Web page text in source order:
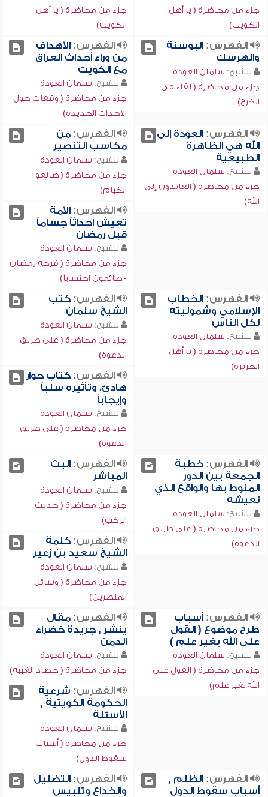
جزء من محاضرة ( يا أهل
الكويت)
جزء من محاضرة ( يا أهل
الكويت)
الفهرس:البوسنة
والهرسك
للشيخ: سلمان العودة
جزء من محاضرة ( لقاء في
الخرج)
الفهرس:الأهداف
من وراء أحداث العراق
مع الكويت
للشيخ: سلمان العودة
جزء من محاضرة ( وقفات حول
الأحداث الجديدة)
الفهرس:العودة إلى
الله هي الظاهرة
الطبيعية
للشيخ: سلمان العودة
جزء من محاضرة ( العائدون إلى
الله)
الفهرس:من
مكاسب التنصير
للشيخ: سلمان العودة
جزء من محاضرة ( صانعو
الخيام)
الفهرس:الأمة
تعيش أحداثاً جساماً
قبل رمضان
للشيخ: سلمان العودة
جزء من محاضرة ( فرحة رمضان
- صائمون احتساباً)
الفهرس:الخطاب
الإسلامي وشموليته
لكل الناس
للشيخ: سلمان العودة
جزء من محاضرة ( يا أهل
الجزيرة)
الفهرس:كتب
الشيخ سلمان
للشيخ: سلمان العودة
جزء من محاضرة ( على طريق
الدعوة)
الفهرس:كتاب حوار
هادئ، وتأثيره سلباً
وإيجاباً
للشيخ: سلمان العودة
جزء من محاضرة ( على طريق
الدعوة)
الفهرس:خطبة
الجمعة بين الدور
المنوط بها والواقع الذي
نعيشه
للشيخ: سلمان العودة
جزء من محاضرة ( على طريق
الدعوة)
الفهرس:البث
المباشر
للشيخ: سلمان العودة
جزء من محاضرة ( حديث
الركب)
الفهرس:كلمة
الشيخ سعيد بن زعير
للشيخ: سلمان العودة
جزء من محاضرة ( وسائل
المنصرين)
الفهرس:أسباب
طرح موضوع ( القول
على الله بغير علم )
للشيخ: سلمان العودة
جزء من محاضرة ( القول على
الله بغير علم)
الفهرس:مقال
ينشر , جريدة خضراء
الدمن
للشيخ: سلمان العودة
جزء من محاضرة ( حصاد الغَيْبَة)
الفهرس: شرعية
الحكومة الكويتية ,
الأسئلة
للشيخ: سلمان العودة
جزء من محاضرة ( أسباب
سقوط الدول)
الفهرس:الظلم ,
أسباب سقوط الدول
الفهرس:التضليل
والخداع وتلبيس